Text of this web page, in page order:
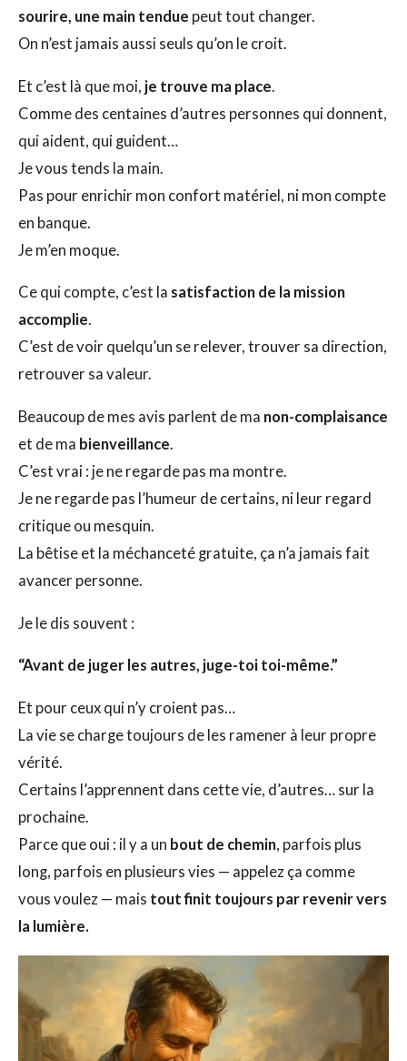
sourire, une main tendue peut tout changer.
On n’est jamais aussi seuls qu’on le croit.
Et c’est là que moi, je trouve ma place.
Comme des centaines d’autres personnes qui donnent,
qui aident, qui guident…
Je vous tends la main.
Pas pour enrichir mon confort matériel, ni mon compte
en banque.
Je m’en moque.
Ce qui compte, c’est la satisfaction de la mission
accomplie.
C’est de voir quelqu’un se relever, trouver sa direction,
retrouver sa valeur.
Beaucoup de mes avis parlent de ma non-complaisance
et de ma bienveillance.
C’est vrai : je ne regarde pas ma montre.
Je ne regarde pas l’humeur de certains, ni leur regard
critique ou mesquin.
La bêtise et la méchanceté gratuite, ça n’a jamais fait
avancer personne.
Je le dis souvent :
“Avant de juger les autres, juge-toi toi-même.”
Et pour ceux qui n’y croient pas…
La vie se charge toujours de les ramener à leur propre
vérité.
Certains l’apprennent dans cette vie, d’autres… sur la
prochaine.
Parce que oui : il y a un bout de chemin, parfois plus
long, parfois en plusieurs vies — appelez ça comme
vous voulez — mais tout finit toujours par revenir vers
la lumière.